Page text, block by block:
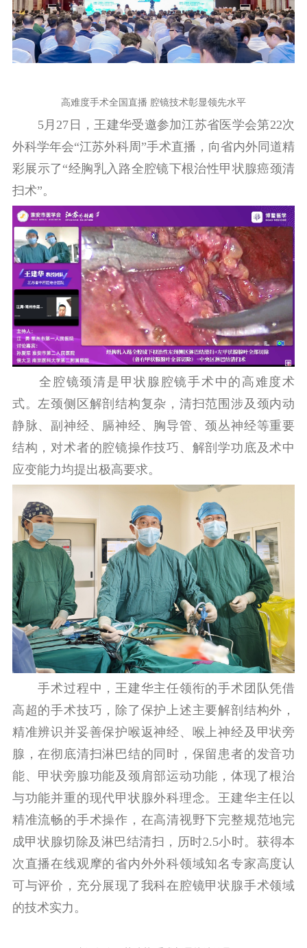
高难度手术全国直播 腔镜技术彰显领先水平
5月27日，王建华受邀参加江苏省医学会第22次
外科学年会“江苏外科周”手术直播，向省内外同道精
彩展示了“经胸乳入路全腔镜下根治性甲状腺癌颈清
扫术”。
全腔镜颈清是甲状腺腔镜手术中的高难度术
式。左颈侧区解剖结构复杂，清扫范围涉及颈内动
静脉、副神经、膈神经、胸导管、颈丛神经等重要
结构，对术者的腔镜操作技巧、解剖学功底及术中
应变能力均提出极高要求。
手术过程中，王建华主任领衔的手术团队凭借
高超的手术技巧，除了保护上述主要解剖结构外，
精准辨识并妥善保护喉返神经、喉上神经及甲状旁
腺，在彻底清扫淋巴结的同时，保留患者的发音功
能、甲状旁腺功能及颈肩部运动功能，体现了根治
与功能并重的现代甲状腺外科理念。王建华主任以
精准流畅的手术操作，在高清视野下完整规范地完
成甲状腺切除及淋巴结清扫，历时2.5小时。获得本
次直播在线观摩的省内外外科领域知名专家高度认
可与评价，充分展现了我科在腔镜甲状腺手术领域
的技术实力。